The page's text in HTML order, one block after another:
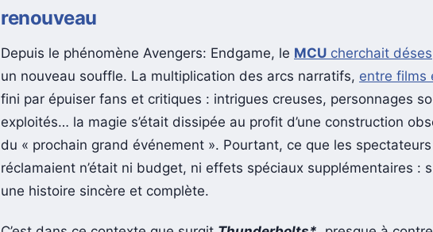
renouveau
Depuis le phénomène Avengers: Endgame, le MCU cherchait
un nouveau souffle. La multiplication des arcs narratifs, entre films
fini par épuiser fans et critiques : intrigues creuses, personnages
exploités… la magie s’était dissipée au profit d’une construction
du « prochain grand événement ». Pourtant, ce que les spectateurs
réclamaient n’était ni budget, ni effets spéciaux supplémentaires :
une histoire sincère et complète.